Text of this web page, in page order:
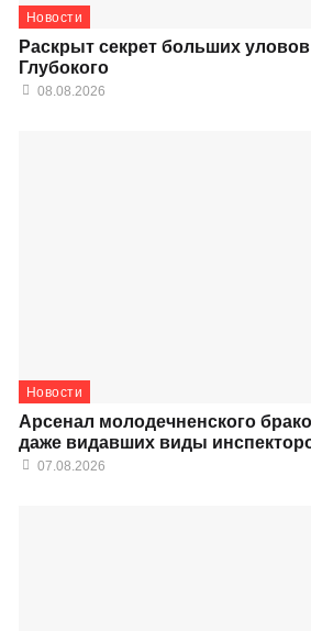
Новости
Раскрыт секрет больших
Глубокого
08.08.2026
Новости
Арсенал молодечненского
даже видавших виды
07.08.2026